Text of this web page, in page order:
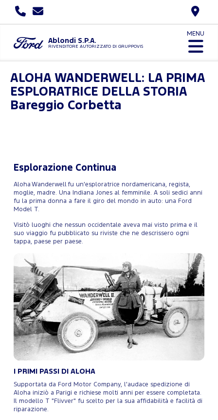
Ablondi S.P.A.
RIVENDITORE AUTORIZZATO DI GRUPPOVIS
MENU
ALOHA WANDERWELL: LA PRIMA
ESPLORATRICE DELLA STORIA
Bareggio Corbetta
Esplorazione Continua
Aloha Wanderwell fu un'esploratrice nordamericana, regista,
moglie, madre. Una Indiana Jones al femminile. A soli sedici anni
fu la prima donna a fare il giro del mondo in auto: una Ford
Model T.
Visitò luoghi che nessun occidentale aveva mai visto prima e il
suo viaggio fu pubblicato su riviste che ne descrissero ogni
tappa, paese per paese.
I PRIMI PASSI DI ALOHA
Supportata da Ford Motor Company, l'audace spedizione di
Aloha iniziò a Parigi e richiese molti anni per essere completata.
Il modello T "Flivver" fu scelto per la sua affidabilità e facilità di
riparazione.